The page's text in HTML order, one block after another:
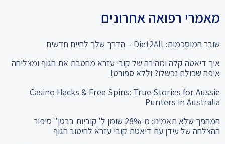
מאמרי רפואה אחרונים
שובר המוסכמות: Diet2All – הדרך שלך לחיים חדשים
איך דיאטה קלה ומהירה של קובי עזרא מחטבת את הגוף ומצליחה
איפה שכולם נכשלו? וללא ספורט!
Casino Hacks & Free Spins: True Stories for Aussie
Punters in Australia
המהפך שלא תאמינו: מ-28% שומן ל"קוביות בבטן" סיפור
ההצלחה של עידן עם דיאטת קובי עזרא לחיטוב הגוף